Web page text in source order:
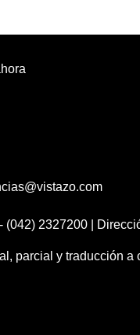
(042) 2327200 |
parcial y traducción